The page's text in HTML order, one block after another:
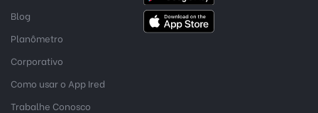
Blog
Planômetro
Corporativo
Como usar o App Ired
Trabalhe Conosco